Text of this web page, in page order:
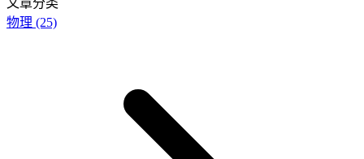
文章分类
物理 (25)